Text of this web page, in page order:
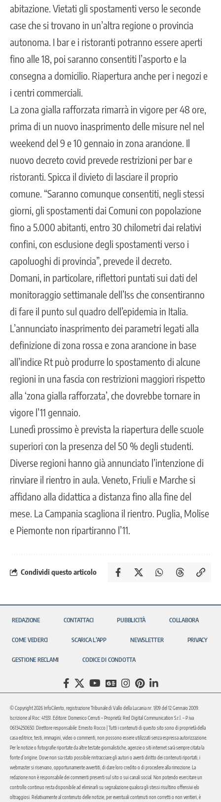
abitazione. Vietati gli spostamenti verso le seconde
case che si trovano in un’altra regione o provincia
autonoma. I bar e i ristoranti potranno essere aperti
fino alle 18, poi saranno consentiti l’asporto e la
consegna a domicilio. Riapertura anche per i negozi e
i centri commerciali.
La zona gialla rafforzata rimarrà in vigore per 48 ore,
prima di un nuovo inasprimento delle misure nel nel
weekend del 9 e 10 gennaio in zona arancione. Il
nuovo decreto covid prevede restrizioni per bar e
ristoranti. Spicca il divieto di lasciare il proprio
comune. “Saranno comunque consentiti, negli stessi
giorni, gli spostamenti dai Comuni con popolazione
fino a 5.000 abitanti, entro 30 chilometri dai relativi
confini, con esclusione degli spostamenti verso i
capoluoghi di provincia”, prevede il decreto.
Domani, in particolare, riflettori puntati sui dati del
monitoraggio settimanale dell’Iss che consentiranno
di fare il punto sul quadro dell’epidemia in Italia.
L’annunciato inasprimento dei parametri legati alla
definizione di zona rossa e zona arancione in base
all’indice Rt può produrre lo spostamento di alcune
regioni in una fascia con restrizioni maggiori rispetto
alla ‘zona gialla rafforzata’, che dovrebbe tornare in
vigore l’11 gennaio.
Lunedì prossimo è prevista la riapertura delle scuole
superiori con la presenza del 50 % degli studenti.
Diverse regioni hanno già annunciato l’intenzione di
rinviare il rientro in aula. Veneto, Friuli e Marche si
affidano alla didattica a distanza fino alla fine del
mese. La Campania scagliona il rientro. Puglia, Molise
e Piemonte non ripartiranno l’11.
Condividi questo articolo
REDAZIONE CONTATTACI PUBBLICITÀ COLLABORA
COME VEDERCI SCARICA L’APP NEWSLETTER PRIVACY
GESTIONE RECLAMI CODICE DI CONDOTTA
© Copyright 2026 InfoCilento, registrazione Tribunale di Vallo della Lucania nr. 1/09 del 12 Gennaio 2009.
Iscrizione al Roc: 41551. Editore: Domenico Cerruti – Proprietà: Red Digital Communication S.r.l. – P.iva
06134250650. Direttore responsabile: Ernesto Rocco | Tutti i contenuti di questo sito sono di proprietà della
casa editrice, testi, immagini, video o commenti, non possono essere utilizzati senza espressa autorizzazione.
Per le notizie o fotografie riportate da altre testate giornalistiche, agenzie o siti internet sarà sempre citata la
fonte d’origine. Dove non sia stato possibile rintracciare gli autori o aventi diritto dei contenuti riportati, i
webmaster si riservano, opportunamente avvertiti, di dare loro credito o di procedere alla rimozione. La
redazione non è responsabile dei commenti presenti sul sito o sui canali social. Non potendo esercitare un
controllo continuo resta disponibile ad eliminarli su segnalazione qualora gli stessi risultino offensivi e/o
oltraggiosi. Relativamente al contenuto delle notizie, per eventuali contenuti non corretti o non veritieri, è